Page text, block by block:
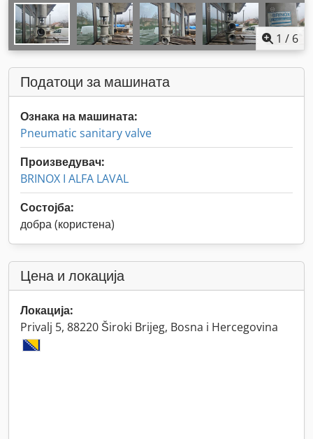
1 / 6
Податоци за машината
Ознака на машината:
Pneumatic sanitary valve
Произведувач:
BRINOX I ALFA LAVAL
Состојба:
добра (користена)
Цена и локација
Локација:
Privalj 5, 88220 Široki Brijeg, Bosna i Hercegovina